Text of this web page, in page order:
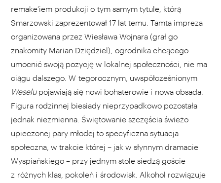
remake’iem produkcji o tym samym tytule, którą
Smarzowski zaprezentował 17 lat temu. Tamta impreza
organizowana przez Wiesława Wojnara (grał go
znakomity Marian Dziędziel), ogrodnika chcącego
umocnić swoją pozycję w lokalnej społeczności, nie ma
ciągu dalszego. W tegorocznym, uwspółcześnionym
Weselu pojawiają się nowi bohaterowie i nowa obsada.
Figura rodzinnej biesiady nieprzypadkowo pozostała
jednak niezmienna. Świętowanie szczęścia świeżo
upieczonej pary młodej to specyficzna sytuacja
społeczna, w trakcie której – jak w słynnym dramacie
Wyspiańskiego – przy jednym stole siedzą goście
z różnych klas, pokoleń i środowisk. Alkohol rozwiązuje